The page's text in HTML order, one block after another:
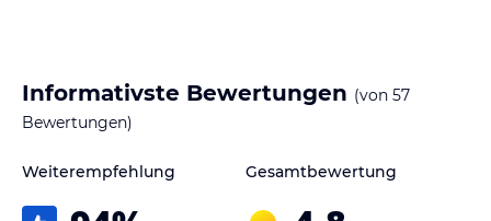
Gastronomie im Hotel
Halbpension gebucht werden kann. Frühstück und Abendessen
Informativste Bewertungen (von 57
Bewertungen)
Weiterempfehlung Gesamtbewertung